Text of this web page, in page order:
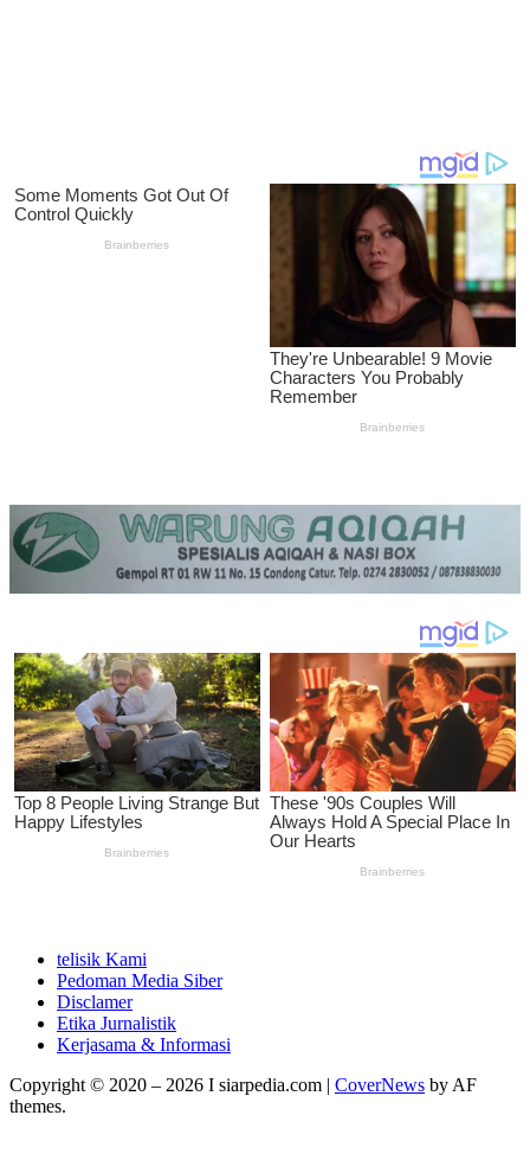
telisik Kami
Pedoman Media Siber
Disclamer
Etika Jurnalistik
Kerjasama & Informasi
Copyright © 2020 – 2026 I siarpedia.com | CoverNews by AF
themes.